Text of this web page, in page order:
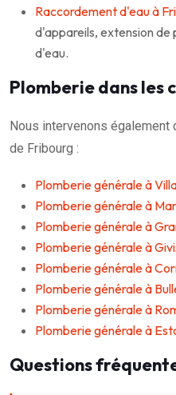
Raccordement d'eau à
d'appareils, extension
d'eau.
Plomberie dans les
Nous intervenons
de Fribourg :
Plomberie générale à
Plomberie générale à
Plomberie générale à
Plomberie générale à
Plomberie générale à
Plomberie générale à
Plomberie générale à
Plomberie générale à
Questions